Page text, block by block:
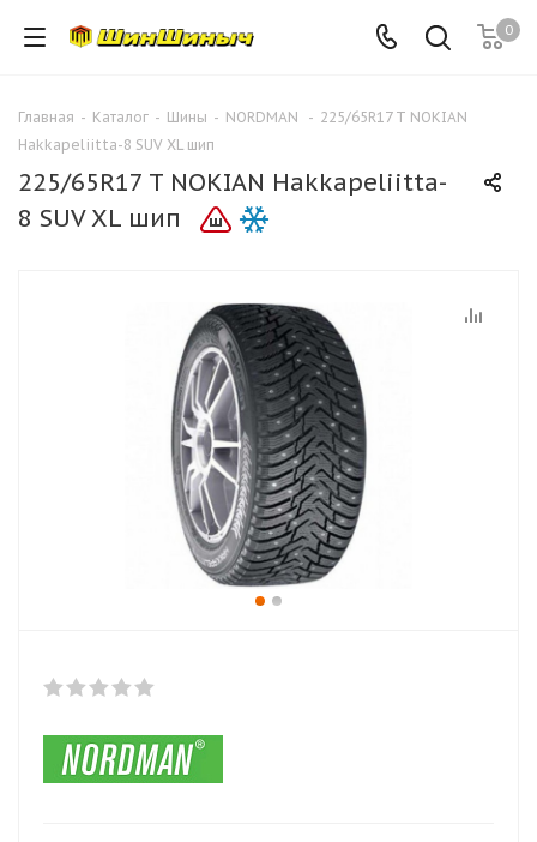
0
Главная - Каталог - Шины - NORDMAN - 225/65R17 T NOKIAN
Hakkapeliitta-8 SUV XL шип
225/65R17 T NOKIAN Hakkapeliitta-
8 SUV XL шип